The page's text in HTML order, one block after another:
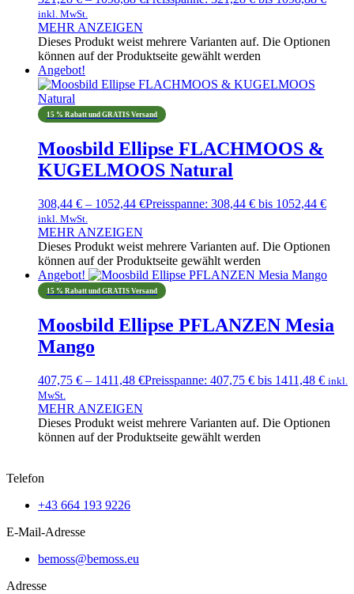
inkl. MwSt.
MEHR ANZEIGEN
Dieses Produkt weist mehrere Varianten auf. Die Optionen
können auf der Produktseite gewählt werden
Angebot!
15 % Rabatt und GRATIS Versand
Moosbild Ellipse FLACHMOOS &
KUGELMOOS Natural
308,44 € – 1052,44 €Preisspanne: 308,44 € bis 1052,44 €
inkl. MwSt.
MEHR ANZEIGEN
Dieses Produkt weist mehrere Varianten auf. Die Optionen
können auf der Produktseite gewählt werden
Angebot!
15 % Rabatt und GRATIS Versand
Moosbild Ellipse PFLANZEN Mesia
Mango
407,75 € – 1411,48 €Preisspanne: 407,75 € bis 1411,48 € inkl.
MwSt.
MEHR ANZEIGEN
Dieses Produkt weist mehrere Varianten auf. Die Optionen
können auf der Produktseite gewählt werden
Telefon
+43 664 193 9226
E-Mail-Adresse
bemoss@bemoss.eu
Adresse